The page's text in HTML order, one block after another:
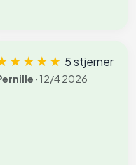
5 stjerner
· 12/4 2026